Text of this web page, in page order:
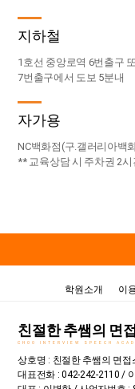
지하철
1호선 중앙로역 6번출구
7번출구에서 도보 5분내
자가용
NC백화점(구.갤러리아백
** 교육상담 시 주차권 2시
학원소개 이
친절한 추쌤의 면
CHOO INTERVIEW SPEECH
상호명 : 친절한 추쌤의 면접
대표전화 : 042-242-2110 /